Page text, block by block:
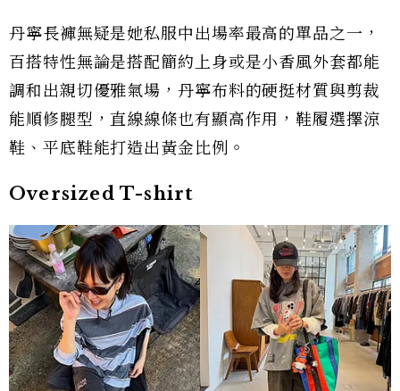
丹寧長褲無疑是她私服中出場率最高的單品之一，
百搭特性無論是搭配簡約上身或是小香風外套都能
調和出親切優雅氣場，丹寧布料的硬挺材質與剪裁
能順修腿型，直線線條也有顯高作用，鞋履選擇涼
鞋、平底鞋能打造出黃金比例。
Oversized T-shirt